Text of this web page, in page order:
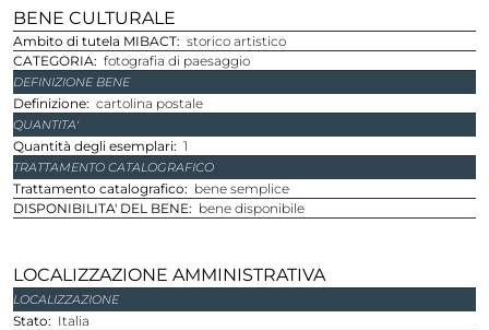
BENE CULTURALE
Ambito di tutela MIBACT storico artistico
CATEGORIA
fotografia di paesaggio
DEFINIZIONE BENE
Definizione cartolina postale
QUANTITA'
Quantità degli esemplari 1
TRATTAMENTO CATALOGRAFICO
Trattamento catalografico
bene semplice
DISPONIBILITA' DEL BENE
bene disponibile
LOCALIZZAZIONE AMMINISTRATIVA
LOCALIZZAZIONE
stato
Italia